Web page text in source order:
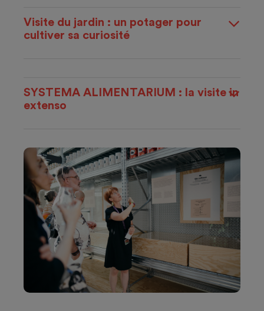
Visite du jardin : un potager pour
cultiver sa curiosité
SYSTEMA ALIMENTARIUM : la visite in
extenso